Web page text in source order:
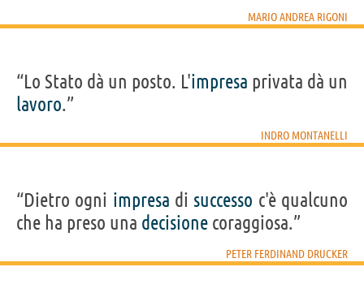
MARIO ANDREA RIGONI
“Lo Stato dà un posto. L'impresa privata dà un
lavoro.”
INDRO MONTANELLI
“Dietro ogni impresa di successo c'è qualcuno
che ha preso una decisione coraggiosa.”
PETER FERDINAND DRUCKER